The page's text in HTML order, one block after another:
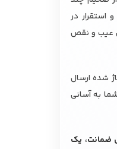
استقرار در
عیب و نقص
شده ارسال
به آسانی
ضمانت، یک